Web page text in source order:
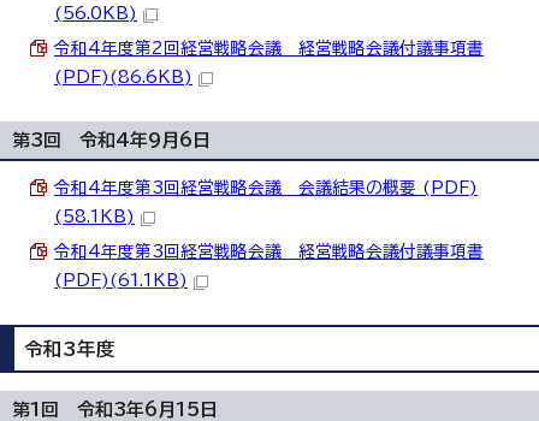
(56.0KB)
令和4年度第2回経営戦略会議 経営戦略会議付議事項書
(PDF)(86.6KB)
第3回 令和4年9月6日
令和4年度第3回経営戦略会議 会議結果の概要 (PDF)
(58.1KB)
令和4年度第3回経営戦略会議 経営戦略会議付議事項書
(PDF)(61.1KB)
令和3年度
第1回 令和3年6月15日